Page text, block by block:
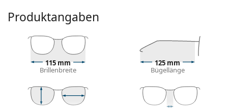
Die lila Farbe der Brillenfassung passt perfekt zu
weißem oder hellblondem Haar.
Eine runde Rahmenform ist ideal für Menschen mit
einer quadratischen oder ovalen Gesichtsform.
Das Brillengestell ist aus hochwertigem Kunststoff
gefertigt, der eine hohe Haltbarkeit, angenehmen
Tragekomfort und eine außergewöhnliche Optik
bietet.
Produktangaben
115 mm
Brillenbreite
125 mm
Bügellänge